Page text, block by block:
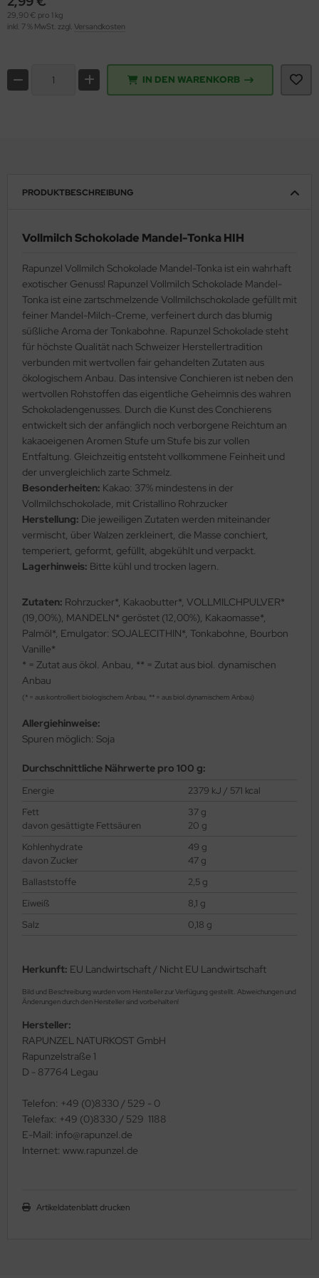
29,90 € pro 1 kg
inkl. 7 % MwSt. zzgl. Versandkosten
IN DEN WARENKORB
PRODUKTBESCHREIBUNG
Vollmilch Schokolade Mandel-Tonka HIH
Rapunzel Vollmilch Schokolade Mandel-Tonka ist ein wahrhaft
exotischer Genuss! Rapunzel Vollmilch Schokolade Mandel-
Tonka ist eine zartschmelzende Vollmilchschokolade gefüllt mit
feiner Mandel-Milch-Creme, verfeinert durch das blumig
süßliche Aroma der Tonkabohne. Rapunzel Schokolade steht
für höchste Qualität nach Schweizer Herstellertradition
verbunden mit wertvollen fair gehandelten Zutaten aus
ökologischem Anbau. Das intensive Conchieren ist neben den
wertvollen Rohstoffen das eigentliche Geheimnis des wahren
Schokoladengenusses. Durch die Kunst des Conchierens
entwickelt sich der anfänglich noch verborgene Reichtum an
kakaoeigenen Aromen Stufe um Stufe bis zur vollen
Entfaltung. Gleichzeitig entsteht vollkommene Feinheit und
der unvergleichlich zarte Schmelz.
Besonderheiten: Kakao: 37% mindestens in der
Vollmilchschokolade, mit Cristallino Rohrzucker
Herstellung: Die jeweiligen Zutaten werden miteinander
vermischt, über Walzen zerkleinert, die Masse conchiert,
temperiert, geformt, gefüllt, abgekühlt und verpackt.
Lagerhinweis: Bitte kühl und trocken lagern.
Zutaten: Rohrzucker*, Kakaobutter*, VOLLMILCHPULVER*
(19,00%), MANDELN* geröstet (12,00%), Kakaomasse*,
Palmöl*, Emulgator: SOJALECITHIN*, Tonkabohne, Bourbon
Vanille*
* = Zutat aus ökol. Anbau, ** = Zutat aus biol. dynamischen
Anbau
(* = aus kontrolliert biologischem Anbau, ** = aus biol.dynamischem Anbau)
Allergiehinweise:
Spuren möglich: Soja
Durchschnittliche Nährwerte pro 100 g:
Energie
2379 kJ / 571 kcal
Fett
davon gesättigte Fettsäuren
37 g
20 g
Kohlenhydrate
davon Zucker
49 g
47 g
Ballaststoffe
2,5 g
Eiweiß
8,1 g
Salz
0,18 g
Herkunft: EU Landwirtschaft / Nicht EU Landwirtschaft
Bild und Beschreibung wurden vom Hersteller zur Verfügung gestellt. Abweichungen und
Änderungen durch den Hersteller sind vorbehalten!
Hersteller:
RAPUNZEL NATURKOST GmbH
Rapunzelstraße 1
D - 87764 Legau
Telefon: +49 (0)8330 / 529 - 0
Telefax: +49 (0)8330 / 529  1188
E-Mail: info@rapunzel.de
Internet: www.rapunzel.de
Artikeldatenblatt drucken